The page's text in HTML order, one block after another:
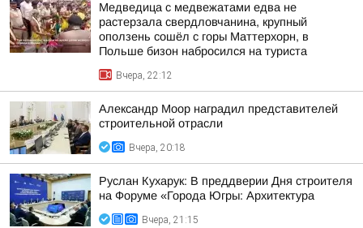
Медведица с медвежатами едва не
растерзала свердловчанина, крупный
оползень сошёл с горы Маттерхорн, в
Польше бизон набросился на туриста
Вчера, 22:12
Александр Моор наградил представителей
строительной отрасли
Вчера, 20:18
Руслан Кухарук: В преддверии Дня строителя
на Форуме «Города Югры: Архитектура
Вчера, 21:15